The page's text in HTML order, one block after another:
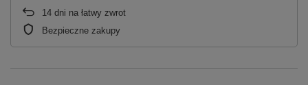
14 dni na łatwy zwrot
Bezpieczne zakupy